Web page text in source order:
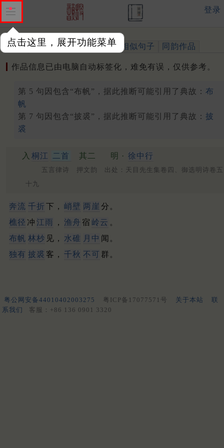
点击这里，展开功能菜单
登录
作品 标注四声 出处、引用 相似句子 同韵作品
作品信息已由电脑自动标签化，难免有误，仅供参考。
第 5 句因包含“布帆”，据此推断可能引用了典故： 布
帆
第 7 句因包含“披裘”，据此推断可能引用了典故： 披
裘
入 桐江 二首 其二 明 · 徐中行
五言律诗 押文韵 出处：天目先生集卷四、御选明诗卷五
十九
奔流 千折 下， 峭壁 两崖 分。
樵径 冲 江雨 ， 渔舟 宿 岭云 。
布帆 林杪 见， 水碓 月中 闻。
独有 披裘 客， 千秋 不可 群。
粤公网安备44010402003275 粤ICP备17077571号 关于本站
联
系我们
客服：+86 136 0901 3320